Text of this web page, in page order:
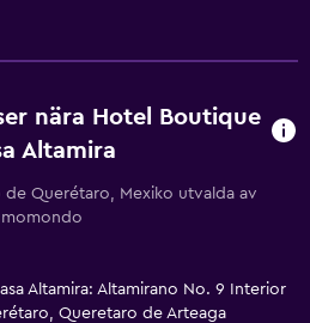
nära Hotel Boutique
Altamira
de Querétaro, Mexiko utvalda av
momondo
Altamira: Altamirano No. 9 Interior
Queretaro de Arteaga